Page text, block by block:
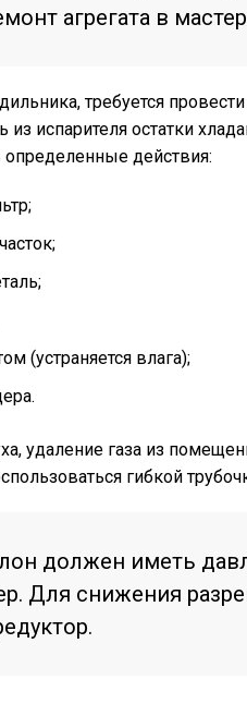
агрегата в
требуется
испарителя остатки
действия:
(устраняется влага);
удаление газа из
гибкой
должен иметь
Для снижения